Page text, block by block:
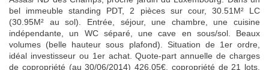
bel immeuble standing PDT, 2 pièces sur cour, 30.51M² LC
(30.95M² au sol). Entrée, séjour, une chambre, une cuisine
indépendante, un WC séparé, une cave en sous/sol. Beaux
volumes (belle hauteur sous plafond). Situation de 1er ordre,
idéal investisseur ou 1er achat. Quote-part annuelle de charges
de copropriété (au 30/06/2014) 426.05€, copropriété de 21 lots,